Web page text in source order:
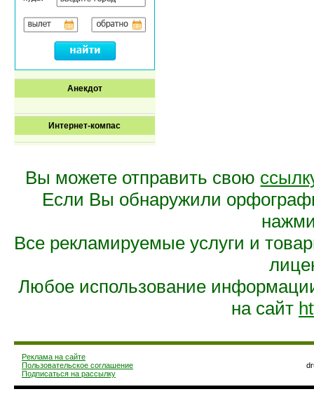
Анекдот
Интернет-компас
Вы можете отправить свою
Если Вы обнаружили
Все рекламируемые услуги и
Любое использование
на сайт
Реклама на сайте
Пользовательское соглашение
Подписаться на рассылку